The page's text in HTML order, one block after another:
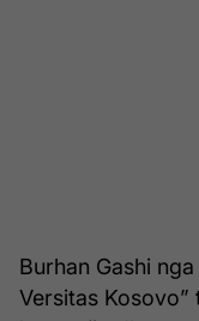
Burhan Gashi
Versitas